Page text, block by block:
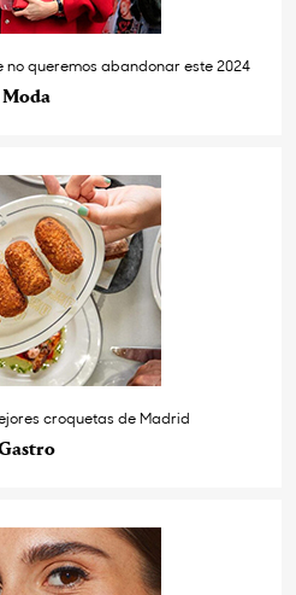
no queremos abandonar este 2024
Moda
croquetas de Madrid